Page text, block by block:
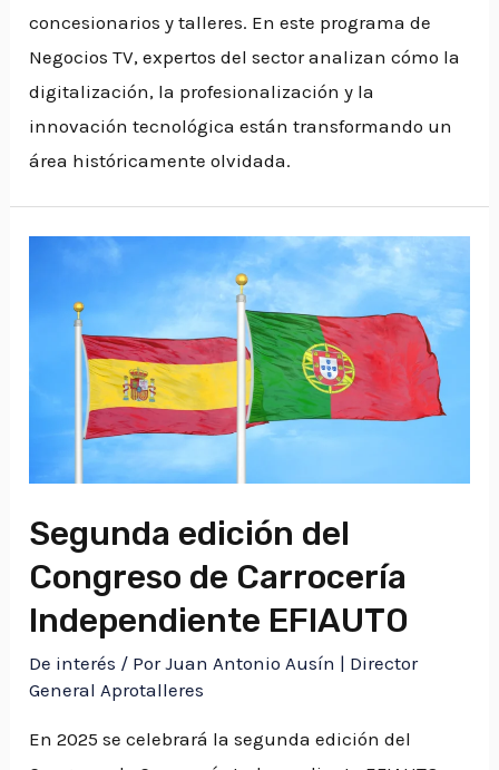
concesionarios y talleres. En este programa de
Negocios TV, expertos del sector analizan cómo la
digitalización, la profesionalización y la
innovación tecnológica están transformando un
área históricamente olvidada.
Segunda edición del
Congreso de Carrocería
Independiente EFIAUTO​
De interés / PorJuan Antonio Ausín | Director
General Aprotalleres
En 2025 se celebrará la segunda edición del